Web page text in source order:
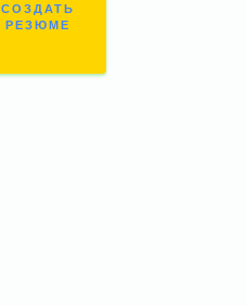
СОЗДАТЬ
РЕЗЮМЕ